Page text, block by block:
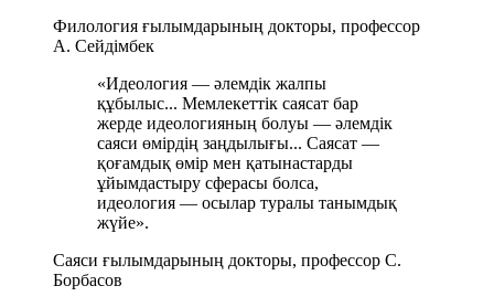
Филология ғылымдарының докторы, профессор
А. Сейдімбек
«Идеология — әлемдік жалпы
құбылыс... Мемлекеттік саясат бар
жерде идеологияның болуы — әлемдік
саяси өмірдің заңдылығы... Саясат —
қоғамдық өмір мен қатынастарды
ұйымдастыру сферасы болса,
идеология — осылар туралы танымдық
жүйе».
Саяси ғылымдарының докторы, профессор С.
Борбасов